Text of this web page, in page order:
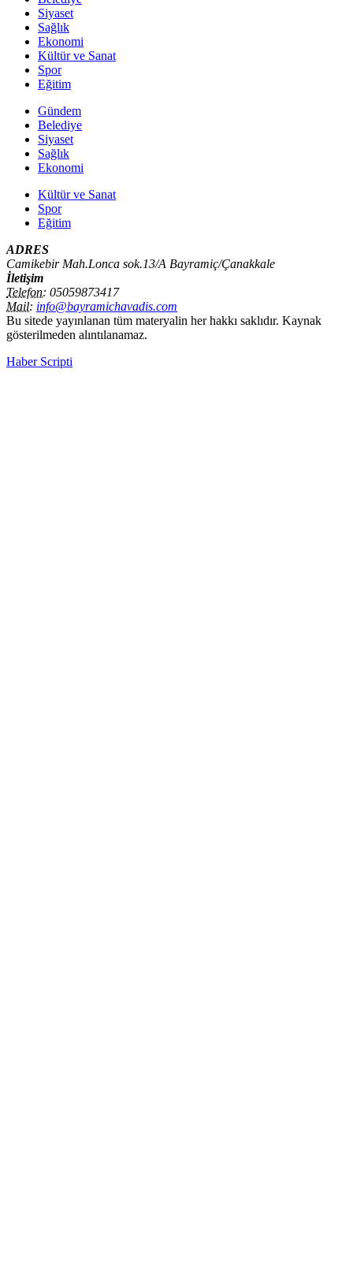
Siyaset
Sağlık
Ekonomi
Kültür ve Sanat
Spor
Eğitim
Gündem
Belediye
Siyaset
Sağlık
Ekonomi
Kültür ve Sanat
Spor
Eğitim
ADRES
Camikebir Mah.Lonca sok.13/A Bayramiç/Çanakkale
İletişim
Telefon: 05059873417
Mail: info@bayramichavadis.com
Bu sitede yayınlanan tüm materyalin her hakkı saklıdır. Kaynak
gösterilmeden alıntılanamaz.
Haber Scripti